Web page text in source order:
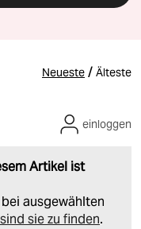
Neueste / Älteste
Artikel ist
ausgewählten
sie zu finden.
einloggen